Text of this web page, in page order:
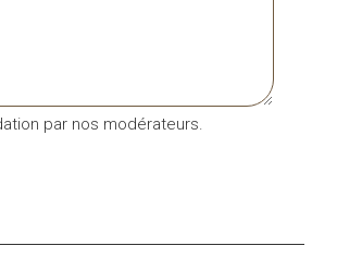
par nos modérateurs.